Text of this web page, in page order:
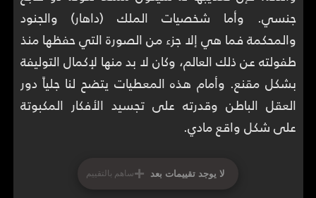
جنسي. وأما شخصيات الملك (داهار) والجنود
والمحكمة فما هي إلا جزء من الصورة التي حفظها منذ
طفولته عن ذلك العالم، وكان لا بد منها لإكمال التوليفة
بشكل مقنع. وأمام هذه المعطيات يتضح لنا جلياً دور
العقل الباطن وقدرته على تجسيد الأفكار المكبوتة
على شكل واقع مادي.
لا يوجد تقييمات بعد +ساهم بالتقييم